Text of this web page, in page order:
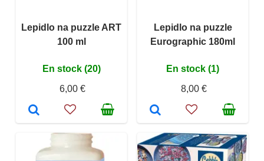
Lepidlo na puzzle ART
100 ml
En stock (20)
6,00 €
Lepidlo na puzzle
Eurographic 180ml
En stock (1)
8,00 €